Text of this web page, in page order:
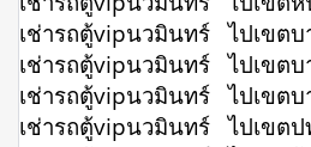
เช่ารถตู้vipนวมินทร์ ไปเขตบ
เช่ารถตู้vipนวมินทร์ ไปเขตบ
เช่ารถตู้vipนวมินทร์ ไปเขตบ
เช่ารถตู้vipนวมินทร์ ไปเขต